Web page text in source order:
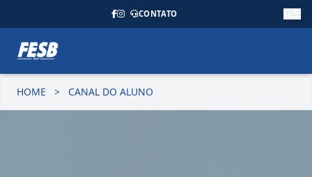
CONTATO
HOME > CANAL DO ALUNO